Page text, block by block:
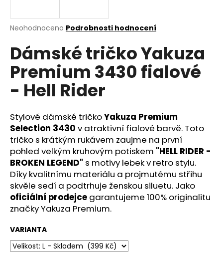
Průměrné
produktu
je
0,0
hvězdiček.
Neohodnoceno Podrobnosti hodnocení
Dámské tričko Yakuza
Premium 3430 fialové
- Hell Rider
Stylové dámské tričkoYakuza Premium
Selection 3430 v atraktivní fialové barvě. Toto
tričko s krátkým rukávem zaujme na první
pohled velkým kruhovým potiskem "HELL RIDER -
BROKEN LEGEND" s motivy lebek v retro stylu.
Díky kvalitnímu materiálu a projmutému střihu
skvěle sedí a podtrhuje ženskou siluetu. Jako
oficiální prodejce garantujeme 100% originalitu
značky Yakuza Premium.
VARIANTA
j
t
?
HLEDAT
D
o
p
o
r
u
č
u
j